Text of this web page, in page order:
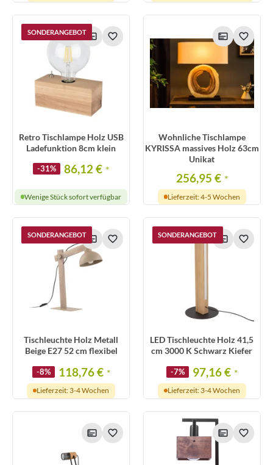
SONDERANGEBOT
Retro Tischlampe Holz USB
Ladefunktion 8cm klein
-31% 86,12 € *
Wenige Stück sofort verfügbar
Wohnliche Tischlampe
KYRISSA massives Holz 63cm
Unikat
256,95 € *
Lieferzeit: 4-5 Wochen
SONDERANGEBOT
Tischleuchte Holz Metall
Beige E27 52 cm flexibel
-8% 118,76 € *
Lieferzeit: 3-4 Wochen
SONDERANGEBOT
LED Tischleuchte Holz 41,5
cm 3000 K Schwarz Kiefer
-7% 97,16 € *
Lieferzeit: 3-4 Wochen